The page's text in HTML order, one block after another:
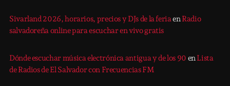
Sivarland 2026, horarios, precios y DJs de la feriaenRadio
salvadoreña online para escuchar en vivo gratis
Dónde escuchar música electrónica antigua y de los 90 enLista
de Radios de El Salvador con Frecuencias FM